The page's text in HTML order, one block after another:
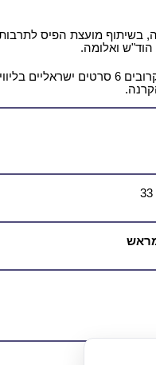
בשיתוף מועצת הפיס
הוד"ש ואלומה.
במסגרת הפרויקט יוקרנו בחודשים הקרובים 6